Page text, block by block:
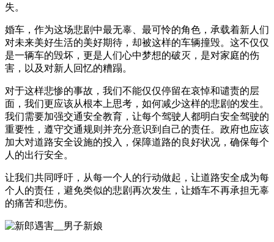
失。
婚车，作为这场悲剧中最无辜、最可怜的角色，承载着新人们
对未来美好生活的美好期待，却被这样的车辆撞毁。这不仅仅
是一辆车的毁坏，更是人们心中梦想的破灭，是对家庭的伤
害，以及对新人回忆的糟蹋。
对于这样悲惨的事故，我们不能仅仅停留在哀悼和谴责的层
面，我们更应该从根本上思考，如何减少这样的悲剧的发生。
我们需要加强交通安全教育，让每个驾驶人都明白安全驾驶的
重要性，遵守交通规则并充分意识到自己的责任。政府也应该
加大对道路安全设施的投入，保障道路的良好状况，确保每个
人的出行安全。
让我们共同呼吁，从每一个人的行动做起，让道路安全成为每
个人的责任，避免类似的悲剧再次发生，让婚车不再承担无辜
的痛苦和悲伤。